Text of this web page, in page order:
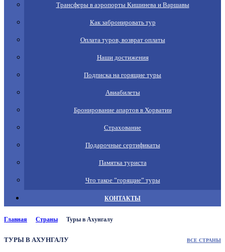
Трансферы в аэропорты Кишинева и Варшавы
Как забронировать тур
Оплата туров, возврат оплаты
Наши достижения
Подписка на горящие туры
Авиабилеты
Бронирование апартов в Хорватии
Страхование
Подарочные сертификаты
Памятка туриста
Что такое ”горящие” туры
КОНТАКТЫ
Главная Страны Туры в Ахунгалу
ТУРЫ В АХУНГАЛУ ВСЕ СТРАНЫ